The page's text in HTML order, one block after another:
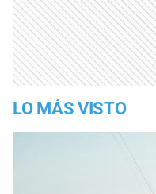
LO MÁS VISTO